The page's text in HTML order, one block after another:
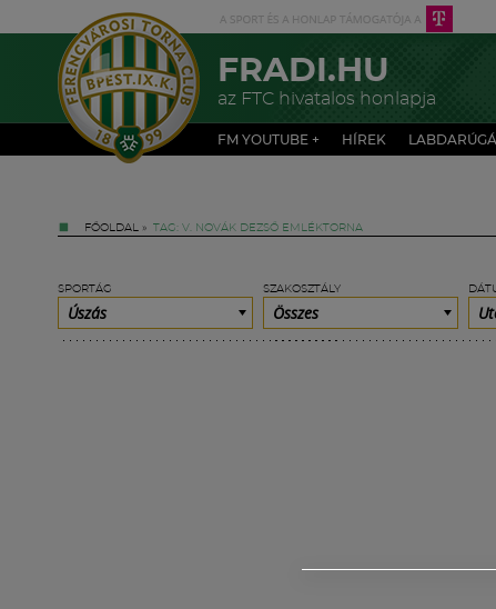
FRADI.HU
az FTC hivatalos honlapja
FM YOUTUBE + HÍREK
FŐOLDAL » TAG: V. NOVÁK DEZSŐ EMLÉKTORNA
SPORTÁG
Úszás
SZAKOSZTÁLY
Összes